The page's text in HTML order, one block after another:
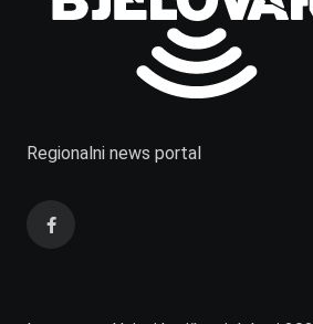
Regionalni news portal